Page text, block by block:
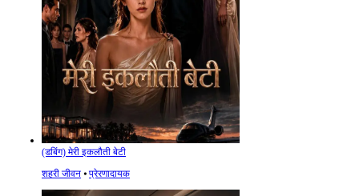
(डबिंग) मेरी इकलौती बेटी
शहरी जीवन ⦁ प्रेरणादायक